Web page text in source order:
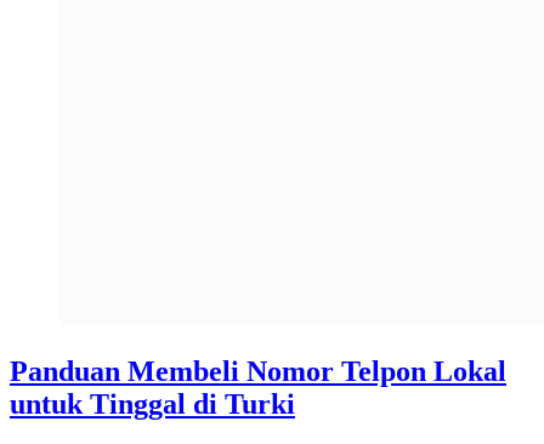
Panduan Membeli Nomor Telpon Lokal
untuk Tinggal di Turki